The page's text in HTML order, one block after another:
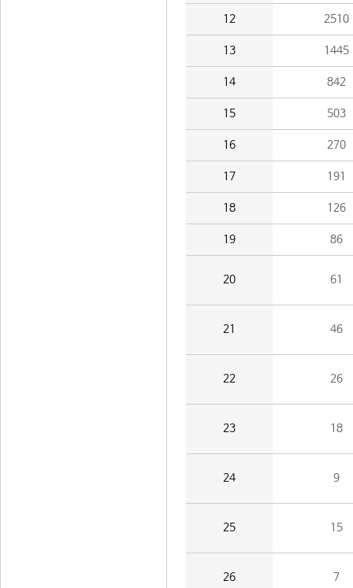
12 2510
13 1445
14 842
15 503
16 270
17 191
18 126
19 86
20 61
21 46
22 26
23 18
24 9
25 15
26 7